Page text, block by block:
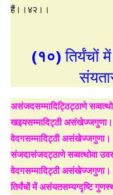
हैं।।४२।।
(१०)तिर्यंचों
असंजदसम्मादिट्ठिट्ठाणे
खइयसम्मादिट्ठी
वेदगसम्मादिट्ठी
संजदासंजदट्ठाणे सव्वत्थोवा
वेदगसम्मादिट्ठी
तिर्यंचों में असंयतसम्यग्दृष्टि